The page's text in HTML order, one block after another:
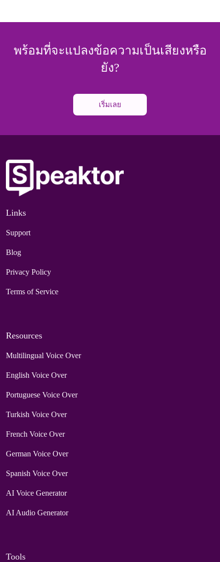
พร้อมที่จะแปลงข้อความเป็นเสียงหรือ
ยัง?
เริ่มเลย
Links
Support
Blog
Privacy Policy
Terms of Service
Resources
Multilingual Voice Over
English Voice Over
Portuguese Voice Over
Turkish Voice Over
French Voice Over
German Voice Over
Spanish Voice Over
AI Voice Generator
AI Audio Generator
Tools